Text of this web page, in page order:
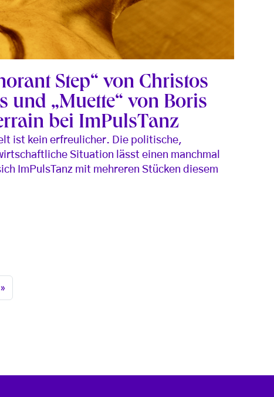
Step“ von Christos
und „Muette“ von Boris
bei ImPulsTanz
ist kein erfreulicher. Die politische,
Situation lässt einen manchmal
ImPulsTanz mit mehreren Stücken diesem
Seite